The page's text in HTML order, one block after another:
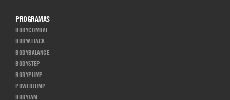
PROGRAMAS
BODYCOMBAT
BODYATTACK
BODYBALANCE
BODYSTEP
BODYPUMP
POWERJUMP
BODYJAM